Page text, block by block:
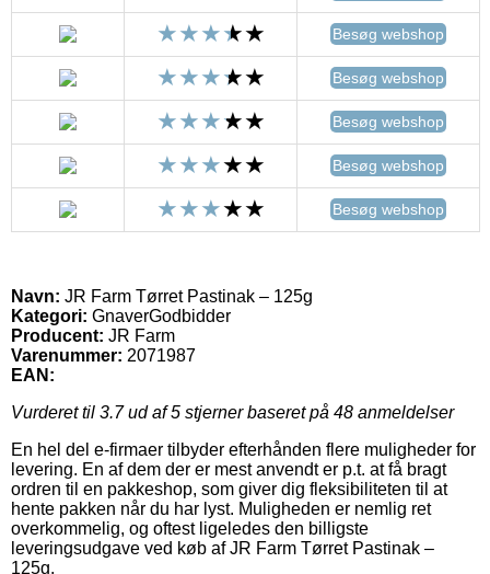
Besøg webshop
Besøg webshop
Besøg webshop
Besøg webshop
Besøg webshop
Navn: JR Farm Tørret Pastinak – 125g
Kategori: GnaverGodbidder
Producent: JR Farm
Varenummer: 2071987
EAN:
Vurderet til 3.7ud af 5 stjerner baseret på 48 anmeldelser
En hel del e-firmaer tilbyder efterhånden flere muligheder for
levering. En af dem der er mest anvendt er p.t. at få bragt
ordren til en pakkeshop, som giver dig fleksibiliteten til at
hente pakken når du har lyst. Muligheden er nemlig ret
overkommelig, og oftest ligeledes den billigste
leveringsudgave ved køb af JR Farm Tørret Pastinak –
125g.